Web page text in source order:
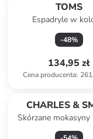
TOMS
Espadryle w
kremowo-
-48%
134,95 zł
Cena producenta:
CHARLES &
Skórzane mokasyny
w kolorze